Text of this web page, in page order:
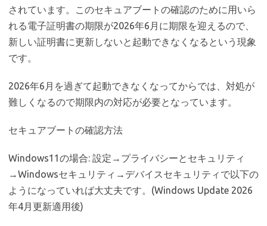
されています。このセキュアブートの確認のために用いら
れる電子証明書の期限が2026年6月に期限を迎えるので、
新しい証明書に更新しないと起動できなくなるという現象
です。
2026年6月を過ぎて起動できなくなってからでは、対処が
難しくなるので期限内の対応が必要となっています。
セキュアブートの確認方法
Windows11の場合: 設定→プライバシーとセキュリティ
→Windowsセキュリティ→デバイスセキュリティで以下の
ようになっていれば大丈夫です。(Windows Update 2026
年4月更新適用後)